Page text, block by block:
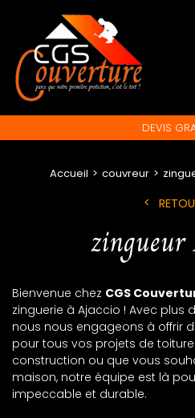
DEVIS
Accueil couvreur
zingueur
Bienvenue chez CGS
zinguerie à Ajaccio ! Avec plus
nous nous engageons à offrir
pour tous vos projets de
construction ou que vous
maison, notre équipe est là
impeccable et durable.